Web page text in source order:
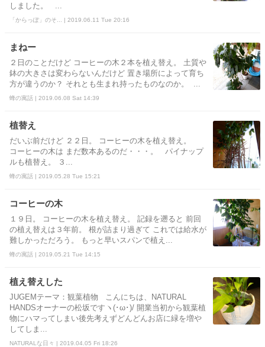
しました。 ...
「からっぽ」のそ... | 2019.06.11 Tue 20:16
まねー
２日のことだけど コーヒーの木２本を植え替え。 土質や
鉢の大きさは変わらないんだけど 置き場所によって育ち
方が違うのか？ それとも生まれ持ったものなのか。 ...
蜂の寓話 | 2019.06.08 Sat 14:39
植替え
だいぶ前だけど ２２日。 コーヒーの木を植え替え。
コーヒーの木は まだ数本あるのだ・・・。 パイナップ
ルも植替え。 ３...
蜂の寓話 | 2019.05.28 Tue 15:21
コーヒーの木
１９日。 コーヒーの木を植え替え。 記録を遡ると 前回
の植え替えは３年前。 根が詰まり過ぎて これでは給水が
難しかっただろう。 もっと早いスパンで植え...
蜂の寓話 | 2019.05.21 Tue 14:15
植え替えした
JUGEMテーマ：観葉植物 こんにちは、NATURAL
HANDSオーナーの松坂ですヽ(･ω･)/ 開業当初から観葉植
物にハマってしまい後先考えずどんどんお店に緑を増や
してしま...
NATURALな日々 | 2019.04.05 Fri 18:26